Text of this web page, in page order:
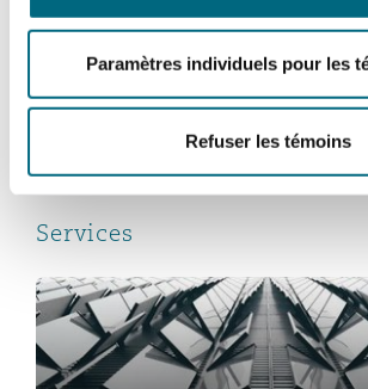
Paramètres individuels pour les
Refuser les témoins
Services
Droit immobilier